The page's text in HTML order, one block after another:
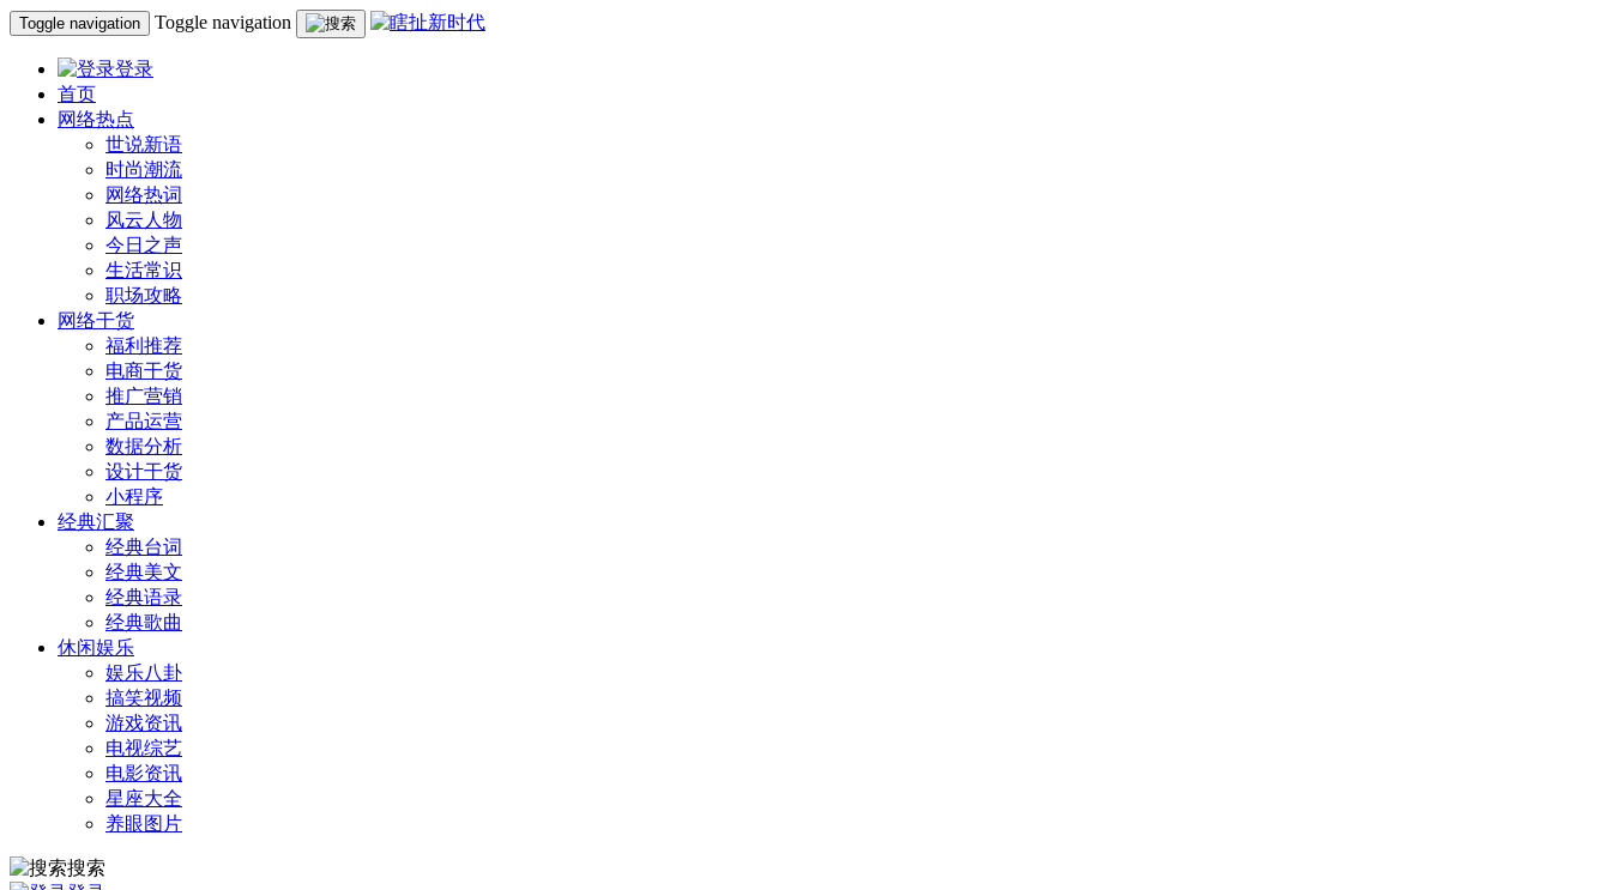
Toggle navigation Toggle navigation
登录
首页
网络热点
世说新语
时尚潮流
网络热词
风云人物
今日之声
生活常识
职场攻略
网络干货
福利推荐
电商干货
推广营销
产品运营
数据分析
设计干货
小程序
经典汇聚
经典台词
经典美文
经典语录
经典歌曲
休闲娱乐
娱乐八卦
搞笑视频
游戏资讯
电视综艺
电影资讯
星座大全
养眼图片
搜索